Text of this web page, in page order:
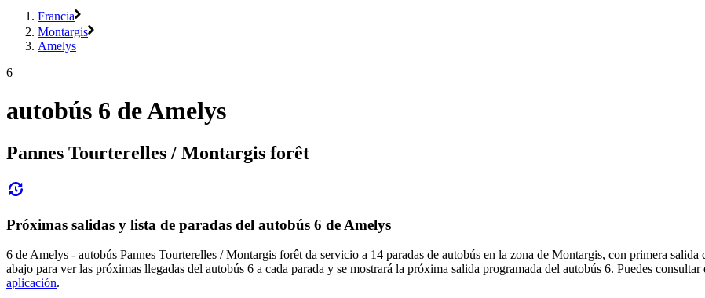
Francia
Montargis
Amelys
6
autobús 6 de Amelys
Pannes Tourterelles / Montargis forêt
Próximas salidas y lista de paradas del autobús 6 de Amelys
6 de Amelys - autobús Pannes Tourterelles / Montargis forêt da servicio a 14 paradas de autobús en la zona de Montargis, con primera
abajo para ver las próximas llegadas del autobús 6 a cada parada y se mostrará la próxima salida programada del autobús 6. Puedes
aplicación.